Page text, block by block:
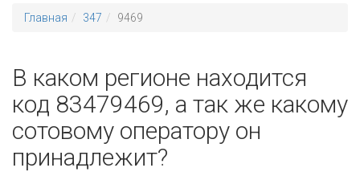
Главная 347 9469
В каком регионе находится
код 83479469, а так же какому
сотовому оператору он
принадлежит?